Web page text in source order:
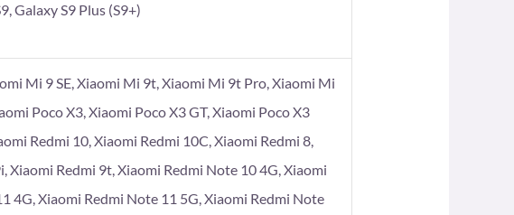
Galaxy S9 Plus (S9+)
Mi 9 SE, Xiaomi Mi 9t, Xiaomi Mi 9t Pro, Xiaomi Mi
Poco X3, Xiaomi Poco X3 GT, Xiaomi Poco X3
Redmi 10, Xiaomi Redmi 10C, Xiaomi Redmi 8,
Xiaomi Redmi 9t, Xiaomi Redmi Note 10 4G, Xiaomi
4G, Xiaomi Redmi Note 11 5G, Xiaomi Redmi Note